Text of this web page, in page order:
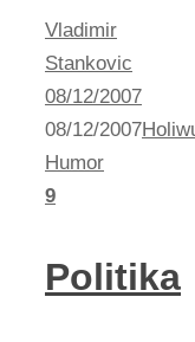
Vladimir
Stankovic
08/12/2007
08/12/2007
Humor
9
Politika